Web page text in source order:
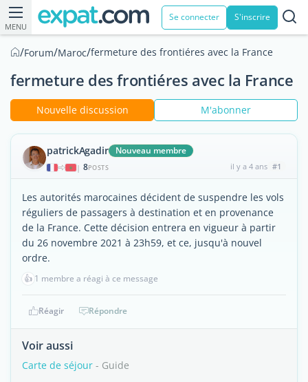
MENU
Se connecter S'inscrire
/Forum/Maroc/fermeture des frontiéres avec la France
fermeture des frontiéres avec la France
Nouvelle discussion M'abonner
patrickAgadir Nouveau membre
| 8POSTS il y a 4 ans #1
Les autorités marocaines décident de suspendre les vols
réguliers de passagers à destination et en provenance
de la France. Cette décision entrera en vigueur à partir
du 26 novembre 2021 à 23h59, et ce, jusqu'à nouvel
ordre.
👍 1 membre a réagi à ce message
Réagir Répondre
Voir aussi
Carte de séjour - Guide